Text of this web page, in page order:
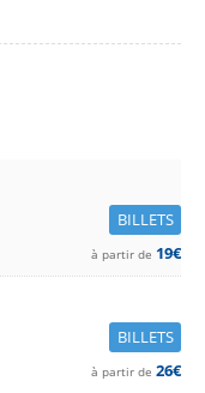
BILLETS
à partir de 19€
BILLETS
à partir de 26€